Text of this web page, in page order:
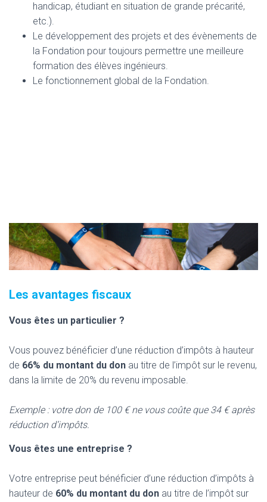
handicap, étudiant en situation de grande précarité,
etc.).
Le développement des projets et des évènements de
la Fondation pour toujours permettre une meilleure
formation des élèves ingénieurs.
Le fonctionnement global de la Fondation.
Les avantages fiscaux
Vous êtes un particulier ?
Vous pouvez bénéficier d’une réduction d’impôts à hauteur
de 66% du montant du don au titre de l’impôt sur le revenu,
dans la limite de 20% du revenu imposable.
Exemple : votre don de 100 € ne vous coûte que 34 € après
réduction d’impôts.
Vous êtes une entreprise ?
Votre entreprise peut bénéficier d’une réduction d’impôts à
hauteur de 60% du montant du don au titre de l’impôt sur